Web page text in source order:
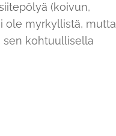
(koivun,
ole myrkyllistä, mutta
sen kohtuullisella